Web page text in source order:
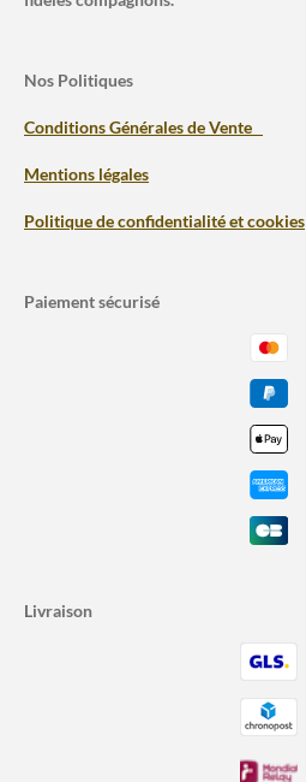
Nos Politiques
Conditions Générales de Vente
Mentions légales
Politique de confidentialité et cookies
Paiement sécurisé
Livraison